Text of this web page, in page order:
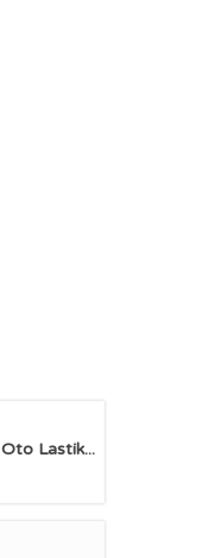
Oto Lastik...